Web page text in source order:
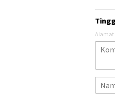
Alamat